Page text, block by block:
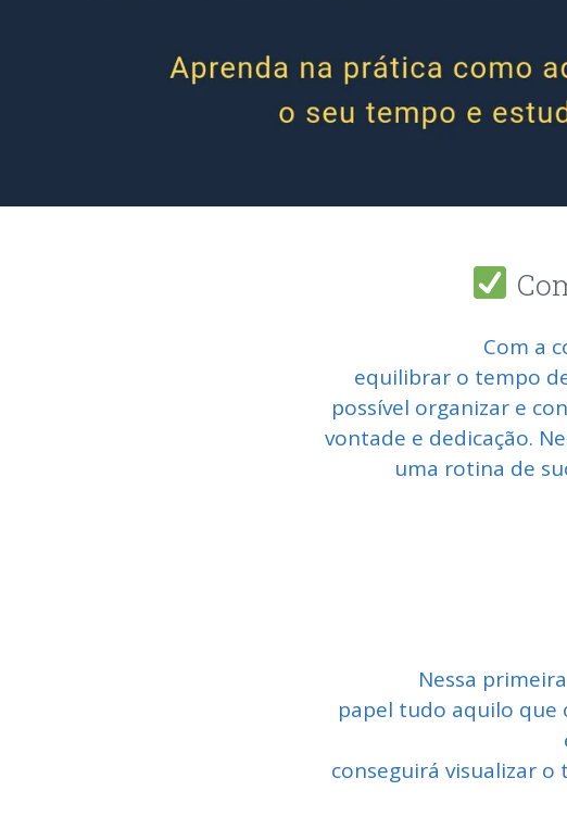
Com a
equilibrar o tempo
possível organizar e
vontade e dedicação.
uma rotina de
Nessa
papel tudo aquilo que
conseguirá visualizar